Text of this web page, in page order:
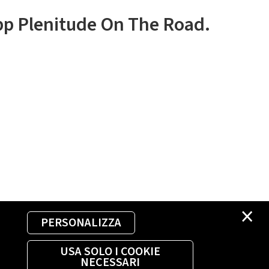
×
PERSONALIZZA
USA SOLO I COOKIE
NECESSARI
Plenitude On The Road.